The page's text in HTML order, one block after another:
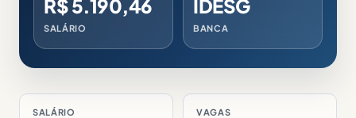
R$ 5.190,46
SALÁRIO
IDESG
BANCA
SALÁRIO VAGAS